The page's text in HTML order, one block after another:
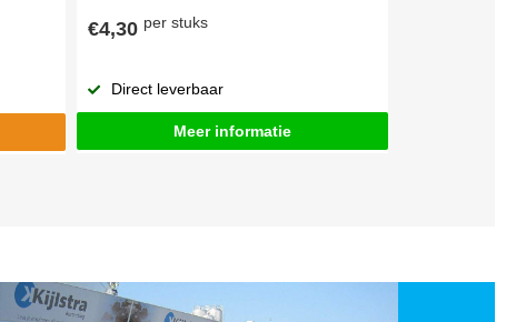
€4,30 per stuks
Direct leverbaar
Meer informatie